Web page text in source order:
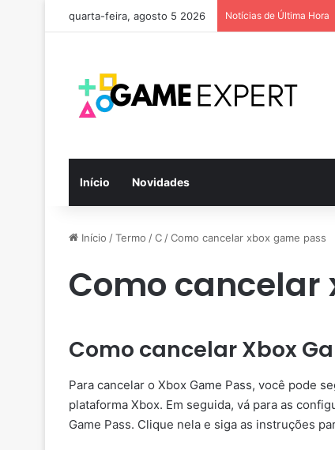
quarta-feira, agosto 5 2026 Notícias de Última Hora
Início Novidades
Início /Termo /C /Como cancelar xbox game pass
Como cancelar
Como cancelar Xbox
Para cancelar o Xbox Game Pass, você pode
plataforma Xbox. Em seguida, vá para as
Game Pass. Clique nela e siga as instruções